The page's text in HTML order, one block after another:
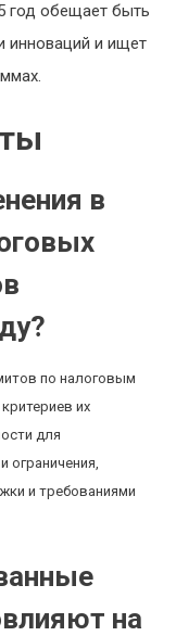
год обещает быть
инноваций и ищет
в
по налоговым
их
для
ограничения,
и требованиями
на